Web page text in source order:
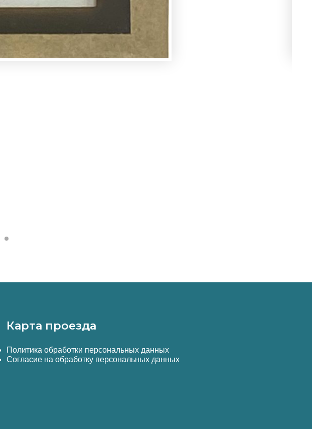
Карта проезда
Политика обработки персональных данных
Согласие на обработку персональных данных